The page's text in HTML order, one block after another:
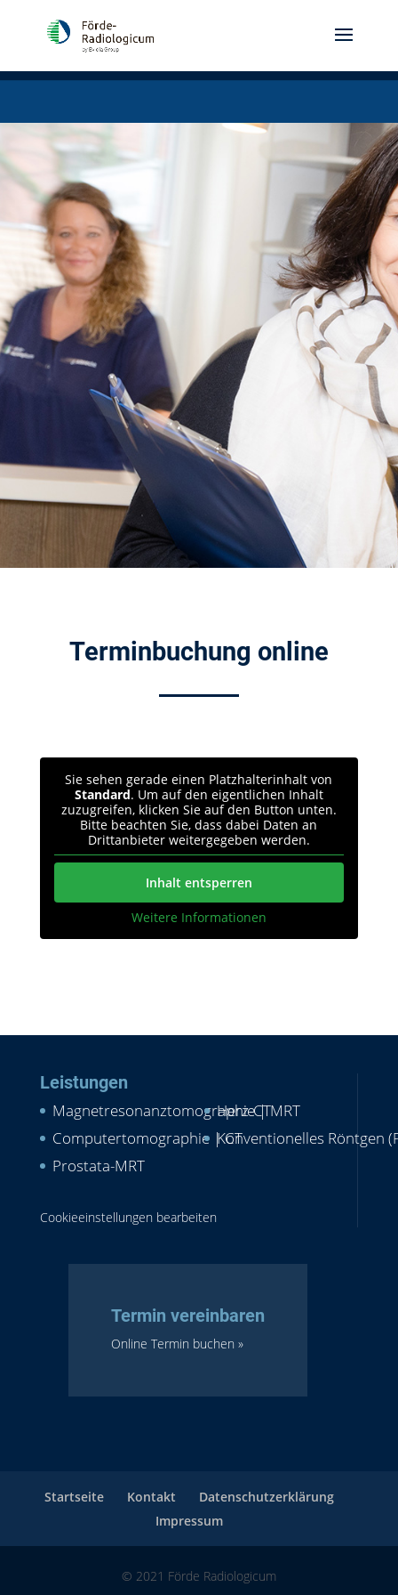
Terminbuchung online
Sie sehen gerade einen Platzhalterinhalt von
Standard. Um auf den eigentlichen Inhalt
zuzugreifen, klicken Sie auf den Button unten.
Bitte beachten Sie, dass dabei Daten an
Drittanbieter weitergegeben werden.
Inhalt entsperren
Weitere Informationen
Leistungen
Magnetresonanztomographie | MRT
Computertomographie | CT
Prostata-MRT
Herz-CT
Konventionelles Röntgen
Cookieeinstellungen bearbeiten
Termin vereinbaren
Online Termin buchen »
Startseite Kontakt
Datenschutzerklärung
Impressum
© 2021 Förde Radiologicum